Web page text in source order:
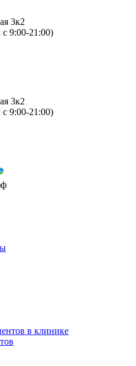
3к2
9:00-21:00)
3к2
9:00-21:00)
в клинике